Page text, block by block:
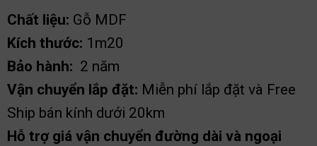
Chất liệu: Gỗ MDF
Kích thước: 1m20
Bảo hành: 2 năm
Vận chuyển lắp đặt: Miễn phí lắp đặt và Free
Ship bán kính dưới 20km
Hỗ trợ giá vận chuyển đường dài và ngoại